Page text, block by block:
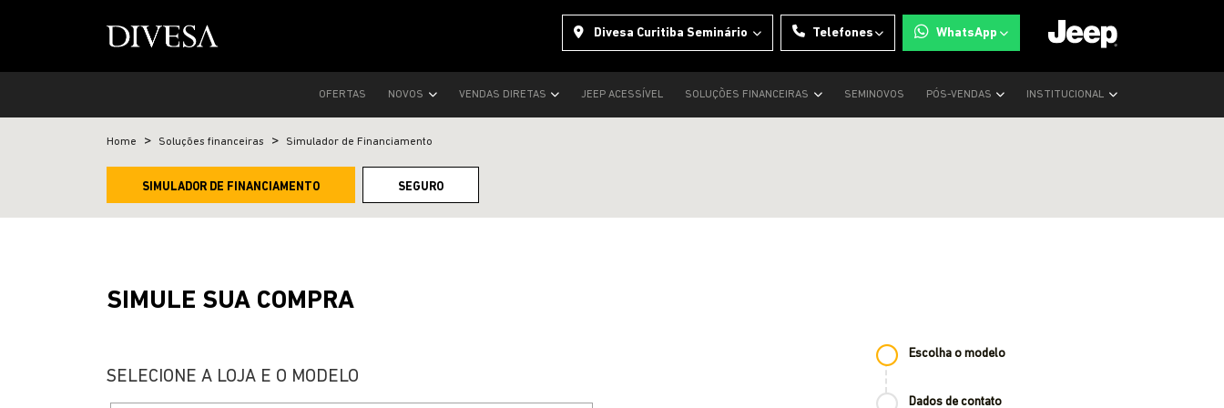
Divesa Curitiba Seminário Telefones WhatsApp
OFERTAS NOVOS VENDAS DIRETAS JEEP ACESSÍVEL SOLUÇÕES FINANCEIRAS SEMINOVOS PÓS-VENDAS INSTITUCIONAL
Home Soluções financeiras Simulador de Financiamento
SIMULADOR DE FINANCIAMENTO SEGURO
SIMULE SUA COMPRA
SELECIONE A LOJA E O MODELO
Escolha o modelo
Dados de contato